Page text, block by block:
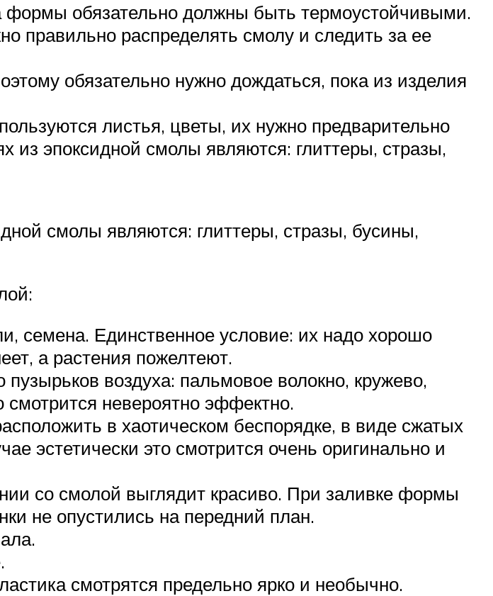
формы обязательно должны быть термоустойчивыми.
правильно распределять смолу и следить за ее
обязательно нужно дождаться, пока из изделия
листья, цветы, их нужно предварительно
эпоксидной смолы являются: глиттеры, стразы,
смолы являются: глиттеры, стразы, бусины,
семена. Единственное условие: их надо хорошо
а растения пожелтеют.
воздуха: пальмовое волокно, кружево,
невероятно эффектно.
в хаотическом беспорядке, в виде сжатых
эстетически это смотрится очень оригинально и
со смолой выглядит красиво. При заливке формы
не опустились на передний план.
смотрятся предельно ярко и необычно.